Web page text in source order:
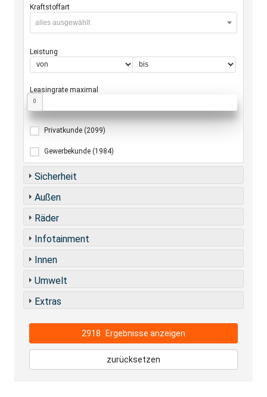
Kraftstoffart
alles ausgewählt
Leistung
Leasingrate maximal
0
Privatkunde (2099)
Gewerbekunde (1984)
Sicherheit
Außen
Räder
Infotainment
Innen
Umwelt
Extras
2918 Ergebnisse anzeigen
zurücksetzen